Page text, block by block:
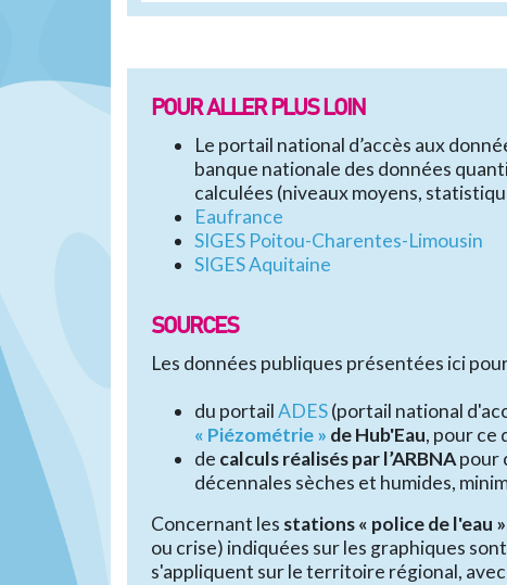
POUR ALLER PLUS LOIN
Le portail national d’accès aux
banque nationale des données
calculées (niveaux moyens,
Eaufrance
SIGES Poitou-Charentes-Limousin
SIGES Aquitaine
SOURCES
Les données publiques présentées ici
du portailADES(portail national
« Piézométrie » de Hub'Eau, pour ce
de calculs réalisés par l’ARBNApour
décennales sèches et humides,
Concernant les stations « police de l'eau »
ou crise) indiquées sur les graphiques
s'appliquent sur le territoire régional,